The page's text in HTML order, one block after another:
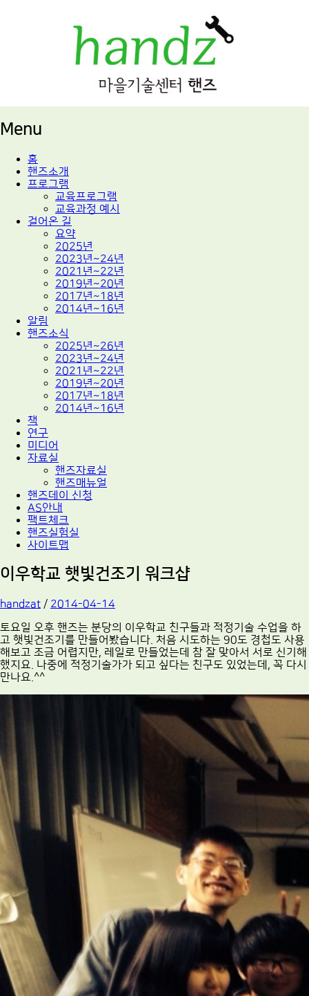
마을기술센터 핸즈
적정기술 교육
Menu
Skip
content
홈
핸즈소개
프로그램
교육프로그램
교육과정 예시
걸어온 길
요약
2025년
2023년~24년
2021년~22년
2019년~20년
2017년~18년
2014년~16년
알림
핸즈소식
2025년~26년
2023년~24년
2021년~22년
2019년~20년
2017년~18년
2014년~16년
책
연구
미디어
자료실
핸즈자료실
핸즈매뉴얼
핸즈데이 신청
AS안내
팩트체크
핸즈실험실
사이트맵
이우학교 햇빛건조기 워크샵
handzat / 2014-04-14
토요일 오후 핸즈는 분당의 이우학교 친구들과 적정기술 수업을 하
고 햇빛건조기를 만들어봤습니다. 처음 시도하는 90도 경첩도 사용
해보고 조금 어렵지만, 레일로 만들었는데 참 잘 맞아서 서로 신기해
했지요. 나중에 적정기술가가 되고 싶다는 친구도 있었는데, 꼭 다시
만나요.^^